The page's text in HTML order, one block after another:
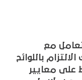
مع
باللوائح
على معايير